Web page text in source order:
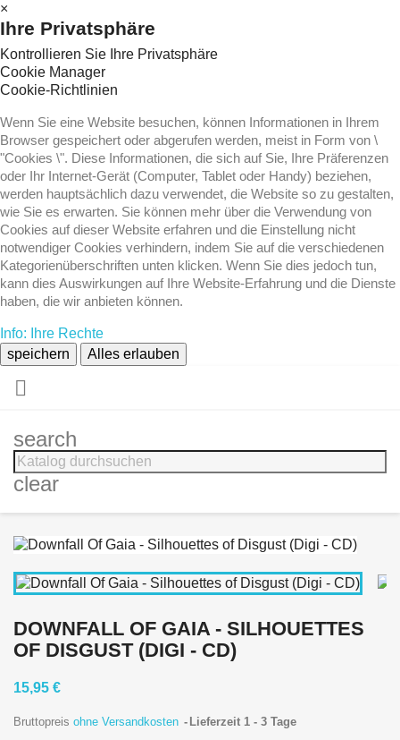
×
Ihre Privatsphäre
Kontrollieren Sie Ihre Privatsphäre
Cookie Manager
Cookie-Richtlinien
Wenn Sie eine Website besuchen, können Informationen in Ihrem
Browser gespeichert oder abgerufen werden, meist in Form von \
"Cookies \". Diese Informationen, die sich auf Sie, Ihre Präferenzen
oder Ihr Internet-Gerät (Computer, Tablet oder Handy) beziehen,
werden hauptsächlich dazu verwendet, die Website so zu gestalten,
wie Sie es erwarten. Sie können mehr über die Verwendung von
Cookies auf dieser Website erfahren und die Einstellung nicht
notwendiger Cookies verhindern, indem Sie auf die verschiedenen
Kategorienüberschriften unten klicken. Wenn Sie dies jedoch tun,
kann dies Auswirkungen auf Ihre Website-Erfahrung und die Dienste
haben, die wir anbieten können.
Info: Ihre Rechte
speichern
Alles erlauben

search
clear
DOWNFALL OF GAIA - SILHOUETTES
OF DISGUST (DIGI - CD)
15,95 €
Bruttopreis ohne Versandkosten Lieferzeit 1 - 3 Tage